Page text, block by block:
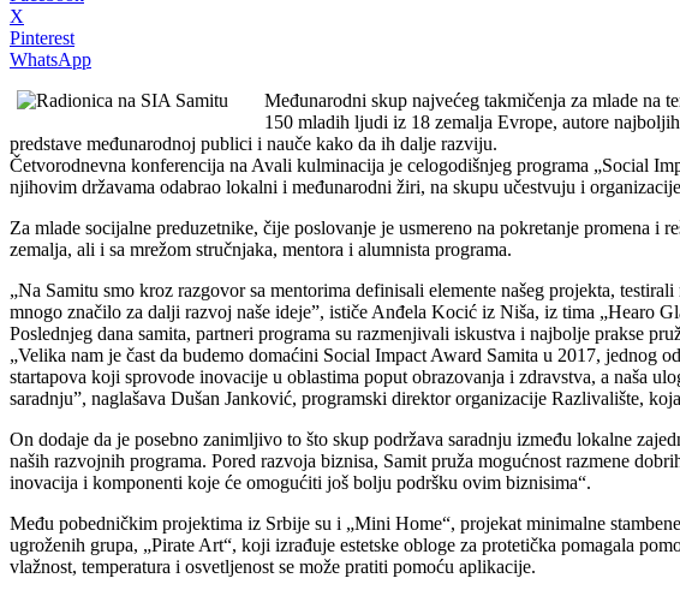
X
Pinterest
WhatsApp
Međunarodni skup najvećeg takmičenja za mlade na
150 mladih ljudi iz 18 zemalja Evrope, autore
predstave međunarodnoj publici i nauče kako da ih dalje razviju.
Četvorodnevna konferencija na Avali kulminacija je celogodišnjeg programa „Social
njihovim državama odabrao lokalni i međunarodni žiri, na skupu učestvuju i
Za mlade socijalne preduzetnike, čije poslovanje je usmereno na pokretanje promena
zemalja, ali i sa mrežom stručnjaka, mentora i alumnista programa.
„Na Samitu smo kroz razgovor sa mentorima definisali elemente našeg projekta,
mnogo značilo za dalji razvoj naše ideje”, ističe Anđela Kocić iz Niša, iz tima „Hearo
Poslednjeg dana samita, partneri programa su razmenjivali iskustva i najbolje prakse
„Velika nam je čast da budemo domaćini Social Impact Award Samita u 2017, jednog
startapova koji sprovode inovacije u oblastima poput obrazovanja i zdravstva, a naša
saradnju”, naglašava Dušan Janković, programski direktor organizacije Razlivalište,
On dodaje da je posebno zanimljivo to što skup podržava saradnju između lokalne
naših razvojnih programa. Pored razvoja biznisa, Samit pruža mogućnost razmene
inovacija i komponenti koje će omogućiti još bolju podršku ovim biznisima“.
Među pobedničkim projektima iz Srbije su i „Mini Home“, projekat minimalne
ugroženih grupa, „Pirate Art“, koji izrađuje estetske obloge za protetička pomagala
vlažnost, temperatura i osvetljenost se može pratiti pomoću aplikacije.